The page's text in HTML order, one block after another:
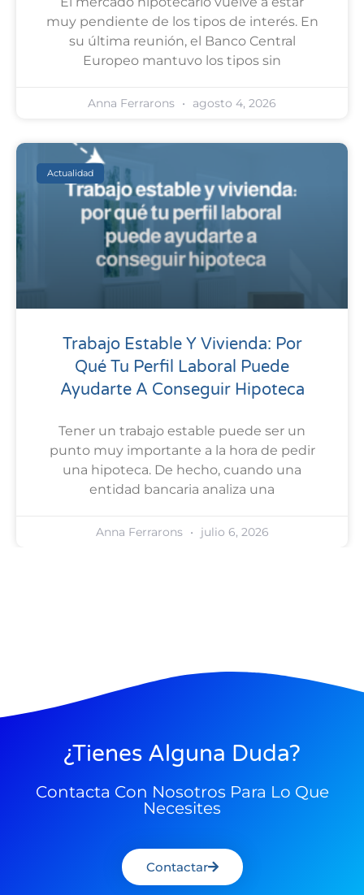
muy pendiente de los tipos de interés. En
su última reunión, el Banco Central
Europeo mantuvo los tipos sin
Anna Ferrarons agosto 4, 2026
Actualidad
Trabajo Estable Y Vivienda: Por
Qué Tu Perfil Laboral Puede
Ayudarte A Conseguir Hipoteca
Tener un trabajo estable puede ser un
punto muy importante a la hora de pedir
una hipoteca. De hecho, cuando una
entidad bancaria analiza una
Anna Ferrarons julio 6, 2026
¿Tienes Alguna Duda?
Contacta Con Nosotros Para Lo Que
Necesites
Contactar